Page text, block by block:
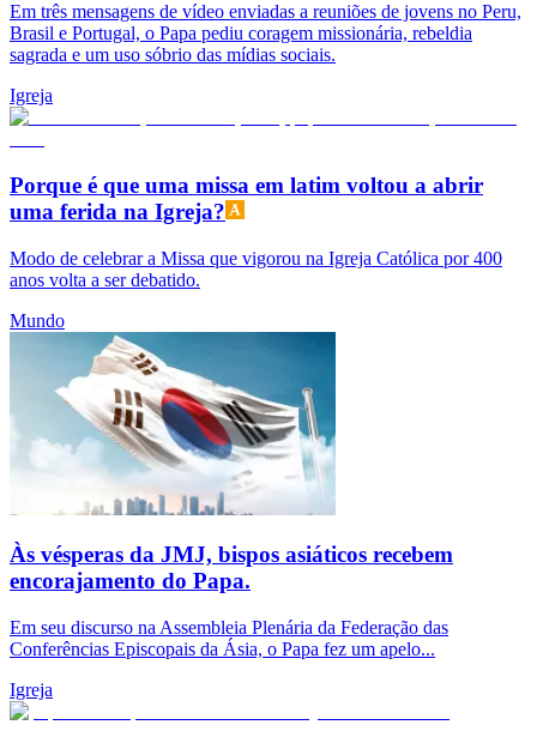
Em três mensagens de vídeo enviadas a reuniões de jovens no Peru,
Brasil e Portugal, o Papa pediu coragem missionária, rebeldia
sagrada e um uso sóbrio das mídias sociais.
Igreja
Porque é que uma missa em latim voltou a abrir
uma ferida na Igreja?
Modo de celebrar a Missa que vigorou na Igreja Católica por 400
anos volta a ser debatido.
Mundo
Às vésperas da JMJ, bispos asiáticos recebem
encorajamento do Papa.
Em seu discurso na Assembleia Plenária da Federação das
Conferências Episcopais da Ásia, o Papa fez um apelo...
Igreja